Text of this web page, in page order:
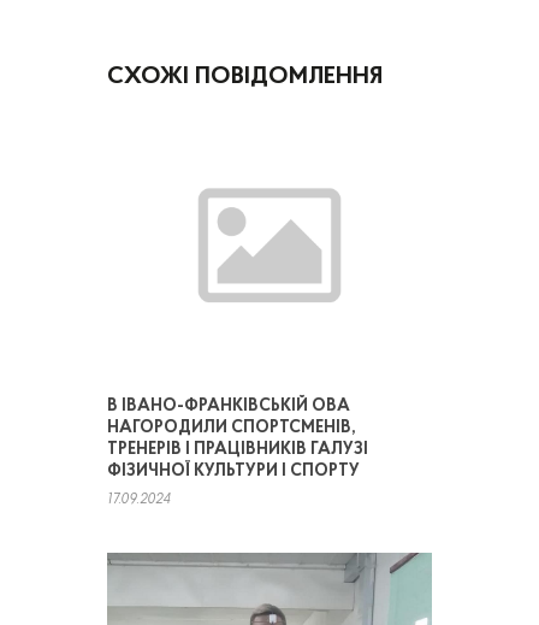
СХОЖІ ПОВІДОМЛЕННЯ
В ІВАНО-ФРАНКІВСЬКІЙ ОВА
НАГОРОДИЛИ СПОРТСМЕНІВ,
ТРЕНЕРІВ І ПРАЦІВНИКІВ ГАЛУЗІ
ФІЗИЧНОЇ КУЛЬТУРИ І СПОРТУ
17.09.2024